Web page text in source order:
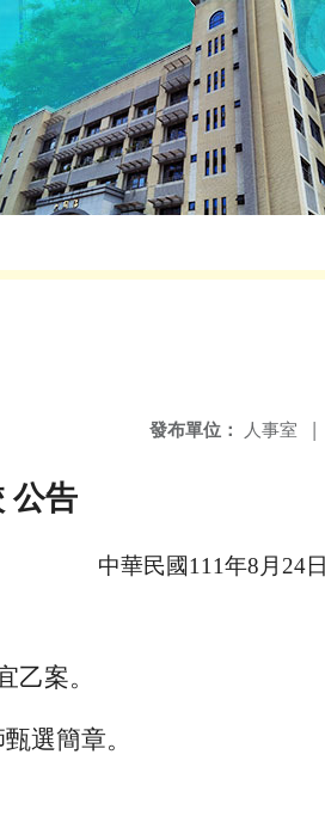
發布單位： 人事室 |
公告
中華民國111年8月24日
乙案。
選簡章。